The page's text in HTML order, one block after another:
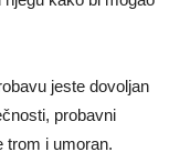
jeste dovoljan
probavni
trom i umoran.